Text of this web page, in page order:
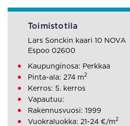
Toimistotila
Lars Sonckin kaari 10 NOVA
Espoo 02600
Kaupunginosa: Perkkaa
Pinta-ala: 274 m2
Kerros: 5. kerros
Vapautuu:
Rakennusvuosi: 1999
Vuokraluokka: 21-24 €/m2